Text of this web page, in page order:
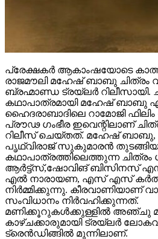
പ്രേക്ഷകർ ആകാംഷയോടെ
രാജമൗലി മഹേഷ് ബാബു ചിത്രം
ബ്രഹ്മാണ്ഡ ട്രയ്ലർ റിലീസായി.
കഥാപാത്രമായി മഹേഷ് ബാബു
ഹൈദരാബാദിലെ റാമോജി ഫിലിം
പ്രൗഢ ഗംഭീര ഇവെന്റിലാണ്
റിലീസ് ചെയ്തത്. മഹേഷ് ബാബു,
പൃഥ്വിരാജ് സുകുമാരൻ
കഥാപാത്രത്തിലെത്തുന്ന ചിത്രം
ആർട്ട്സ്,ഷോവിങ് ബിസിനസ്
എൽ നാരായണ, എസ് എസ്
നിർമ്മിക്കുന്നു. കീരവാണിയാണ്
സംവിധാനം നിർവഹിക്കുന്നത്.
മണിക്കൂറുകൾക്കുള്ളിൽ അഞ്ചു
കാഴ്ചക്കാരുമായി ട്രയ്ലർ
ട്രെൻഡിങ്ങിൽ മുന്നിലാണ്.